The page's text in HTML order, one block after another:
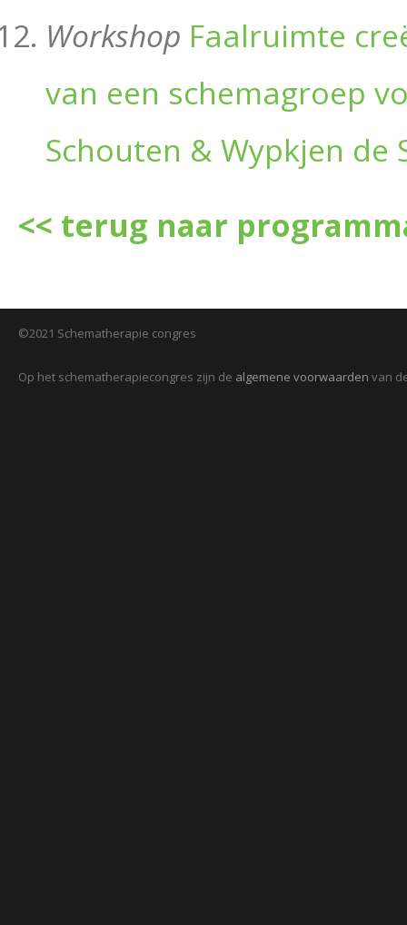
Workshop Faalruimte
van een schemagroep
Schouten & Wypkjen de
<< terug naar
©2021 Schematherapie congres
Op het schematherapiecongres zijn de algemene voorwaarden van